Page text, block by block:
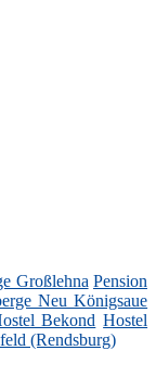
Großlehna Pension
Neu Königsaue
Bekond Hostel
(Rendsburg)